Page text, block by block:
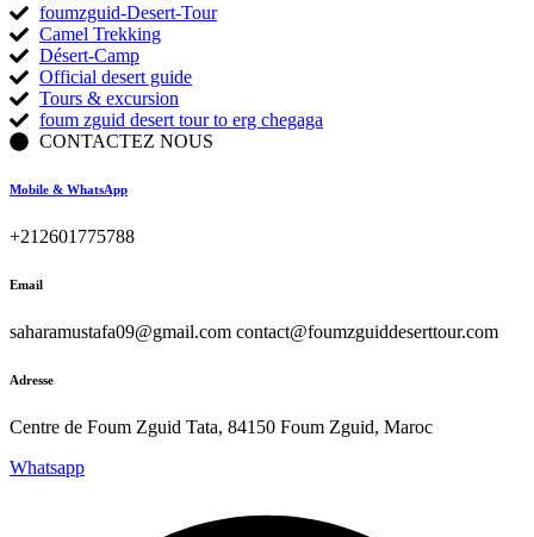
foumzguid-Desert-Tour
Camel Trekking
Désert-Camp
Official desert guide
Tours & excursion
foum zguid desert tour to erg chegaga
CONTACTEZ NOUS
Mobile & WhatsApp
+212601775788
Email
saharamustafa09@gmail.com contact@foumzguiddeserttour.com
Adresse
Centre de Foum Zguid Tata, 84150 Foum Zguid, Maroc
Whatsapp